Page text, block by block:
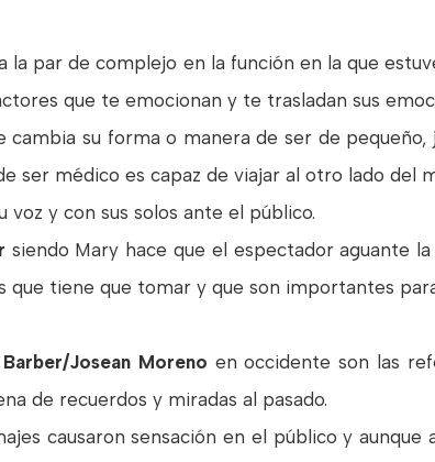
la par de complejo en la función en la que
que te emocionan y te trasladan sus
su forma o manera de ser de
ser médico es capaz de viajar al otro lado del
voz y con sus solos ante el público.
siendo Mary hace que el espectador aguante
tiene que tomar y que son importantes
Barber/Josean Moreno en occidente son las
de recuerdos y miradas al pasado.
causaron sensación en el público y